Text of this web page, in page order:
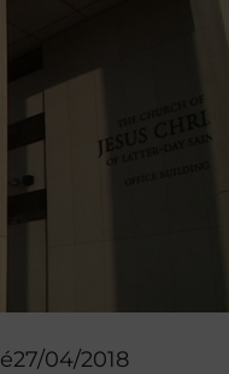
27/04/2018